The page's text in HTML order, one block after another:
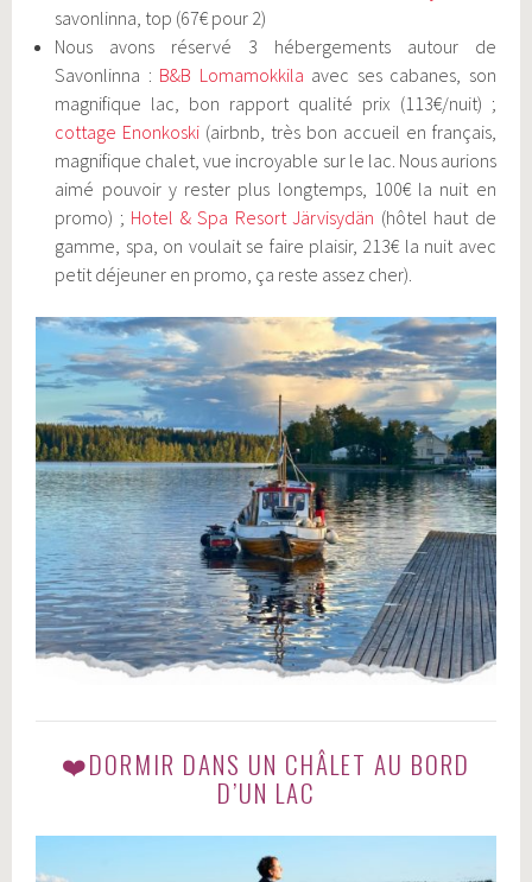
savonlinna, top (67€ pour 2)
​​​​Nous avons réservé 3 hébergements autour de
Savonlinna : B&B Lomamokkila avec ses cabanes, son
magnifique lac, bon rapport qualité prix (113€/nuit) ;
cottage Enonkoski (airbnb, très bon accueil en français,
magnifique chalet, vue incroyable sur le lac. Nous aurions
aimé pouvoir y rester plus longtemps, 100€ la nuit en
promo) ; Hotel & Spa Resort Järvisydän (hôtel haut de
gamme, spa, on voulait se faire plaisir, 213€ la nuit avec
petit déjeuner en promo, ça reste assez cher).
❤️DORMIR DANS UN CHÂLET AU BORD
D’UN LAC